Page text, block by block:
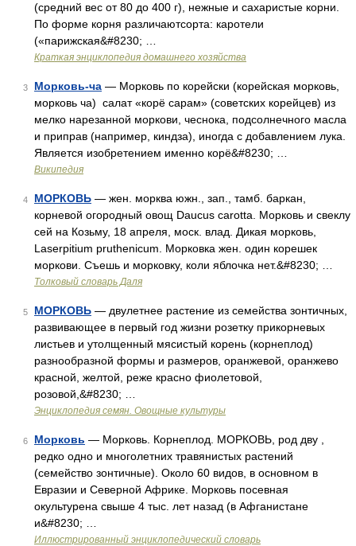
(средний вес от 80 до 400 г), нежные и сахаристые корни.
По форме корня различаютсорта: каротели
(«парижская&#8230; …
Краткая энциклопедия домашнего хозяйства
3 Морковь-ча — Морковь по корейски (корейская морковь,
морковь ча) салат «корё сарам» (советских корейцев) из
мелко нарезанной моркови, чеснока, подсолнечного масла
и приправ (например, киндза), иногда с добавлением лука.
Является изобретением именно корё&#8230; …
Википедия
4 МОРКОВЬ — жен. морква южн., зап., тамб. баркан,
корневой огородный овощ Daucus carotta. Морковь и свеклу
сей на Козьму, 18 апреля, моск. влад. Дикая морковь,
Laserpitium pruthenicum. Морковка жен. один корешек
моркови. Съешь и морковку, коли яблочка нет.&#8230; …
Толковый словарь Даля
5 МОРКОВЬ — двулетнее растение из семейства зонтичных,
развивающее в первый год жизни розетку прикорневых
листьев и утолщенный мясистый корень (корнеплод)
разнообразной формы и размеров, оранжевой, оранжево
красной, желтой, реже красно фиолетовой,
розовой,&#8230; …
Энциклопедия семян. Овощные культуры
6 Морковь — Морковь. Корнеплод. МОРКОВЬ, род дву ,
редко одно и многолетних травянистых растений
(семейство зонтичные). Около 60 видов, в основном в
Евразии и Северной Африке. Морковь посевная
окультурена свыше 4 тыс. лет назад (в Афганистане
и&#8230; …
Иллюстрированный энциклопедический словарь